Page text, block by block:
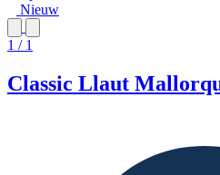
Nieuw
1 / 1
Classic Llaut